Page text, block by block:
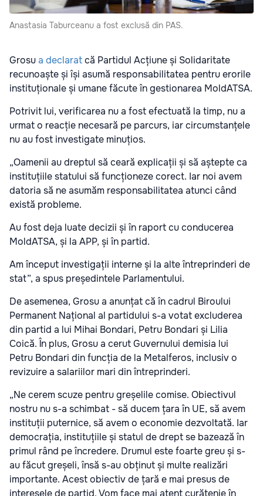
Anastasia Taburceanu a fost exclusă din PAS.
Grosua declaratcă Partidul Acțiune și Solidaritate
recunoaște și își asumă responsabilitatea pentru erorile
instituționale și umane făcute în gestionarea MoldATSA.
Potrivit lui, verificarea nu a fost efectuată la timp, nu a
urmat o reacție necesară pe parcurs, iar circumstanțele
nu au fost investigate minuțios.
„Oamenii au dreptul să ceară explicații și să aștepte ca
instituțiile statului să funcționeze corect. Iar noi avem
datoria să ne asumăm responsabilitatea atunci când
există probleme.
Au fost deja luate decizii și în raport cu conducerea
MoldATSA, și la APP, și în partid.
Am început investigații interne și la alte întreprinderi de
stat”, a spus președintele Parlamentului.
De asemenea, Grosu a anunțat că în cadrul Biroului
Permanent Național al partidului s-a votat excluderea
din partid a lui Mihai Bondari, Petru Bondari și Lilia
Coică. În plus, Grosu a cerut Guvernului demisia lui
Petru Bondari din funcția de la Metalferos, inclusiv o
revizuire a salariilor mari din întreprinderi.
„Ne cerem scuze pentru greșelile comise. Obiectivul
nostru nu s-a schimbat - să ducem țara în UE, să avem
instituții puternice, să avem o economie dezvoltată. Iar
democrația, instituțiile și statul de drept se bazează în
primul rând pe încredere. Drumul este foarte greu și s-
au făcut greșeli, însă s-au obținut și multe realizări
importante. Acest obiectiv de țară e mai presus de
interesele de partid. Vom face mai atent curățenie în